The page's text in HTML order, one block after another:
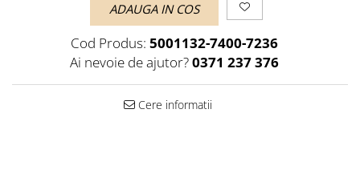
ADAUGA IN COS
Cod Produs: 5001132-7400-7236
Ai nevoie de ajutor?0371 237 376
Cere informatii